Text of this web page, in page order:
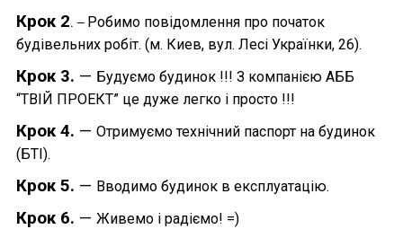
Крок 2. — Робимо повідомлення про початок
будівельних робіт. (м. Киев, вул. Лесі Українки, 26).
Крок 3. — Будуємо будинок !!! З компанією АББ
“ТВІЙ ПРОЕКТ” це дуже легко і просто !!!
Крок 4. — Отримуємо технічний паспорт на будинок
(БТІ).
Крок 5. — Вводимо будинок в експлуатацію.
Крок 6. — Живемо і радіємо! =)